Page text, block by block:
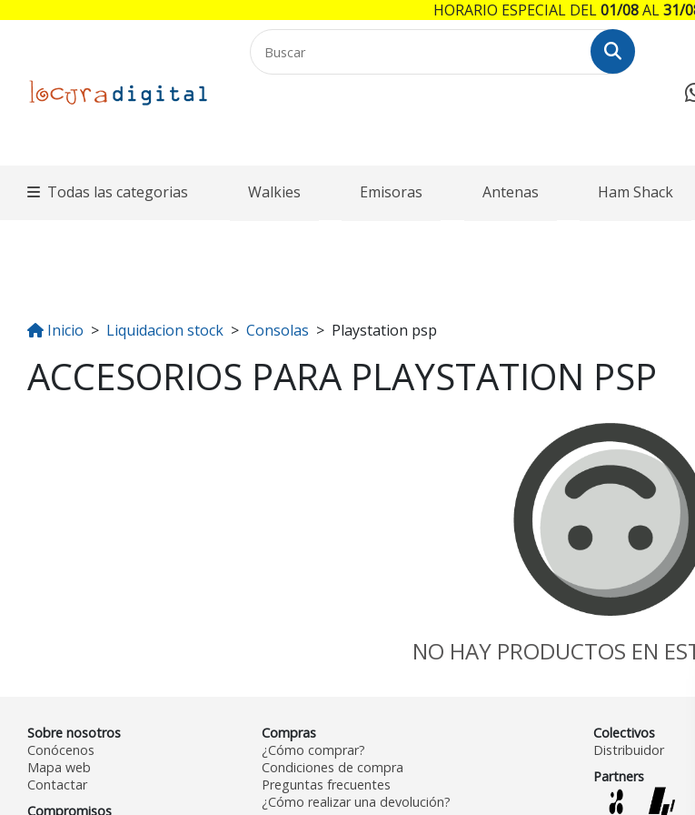
Todas las categorias Walkies Emisoras Antenas Ham Shack
Inicio Liquidacion stock Consolas Playstation psp
ACCESORIOS PARA PLAYSTATION PSP
NO HAY PRODUCTOS EN
Sobre nosotros
Conócenos
Mapa web
Contactar
Compromisos
Compras
¿Cómo comprar?
Condiciones de compra
Preguntas frecuentes
¿Cómo realizar una devolución?
Colectivos
Distribuidor
Partners
HORARIO ESPECIAL DEL01/08AL31/